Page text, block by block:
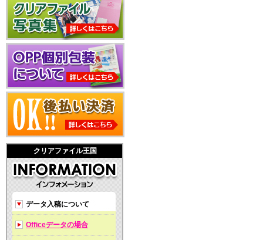
クリアファイル王国
データ入稿について
Officeデータの場合